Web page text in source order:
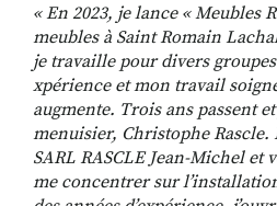
« En 2023, je lance « Meubles
meubles à Saint Romain
je travaille pour divers
xpérience et mon travail
augmente. Trois ans passent
menuisier, Christophe Rascle.
SARL RASCLE Jean-Michel
me concentrer sur